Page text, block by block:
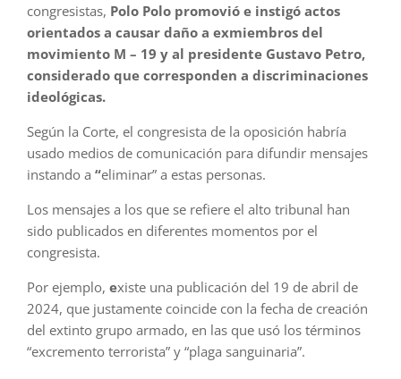
congresistas, Polo Polo promovió e instigó actos
orientados a causar daño a exmiembros del
movimiento M – 19 y al presidente Gustavo Petro,
considerado que corresponden a discriminaciones
ideológicas.
Según la Corte, el congresista de la oposición habría
usado medios de comunicación para difundir mensajes
instando a “eliminar” a estas personas.
Los mensajes a los que se refiere el alto tribunal han
sido publicados en diferentes momentos por el
congresista.
Por ejemplo, existe una publicación del 19 de abril de
2024, que justamente coincide con la fecha de creación
del extinto grupo armado, en las que usó los términos
“excremento terrorista” y “plaga sanguinaria”.